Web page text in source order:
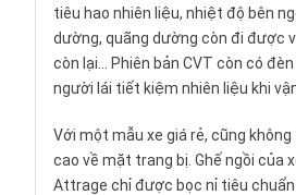
tiêu hao nhiên liệu, nhiệt độ bên
dường, quãng dường còn đi được
còn lại… Phiên bản CVT còn có
người lái tiết kiệm nhiên liệu khi
Với một mẫu xe giá rẻ, cũng
cao về mặt trang bị. Ghế ngồi của
Attrage chỉ được bọc nỉ tiêu